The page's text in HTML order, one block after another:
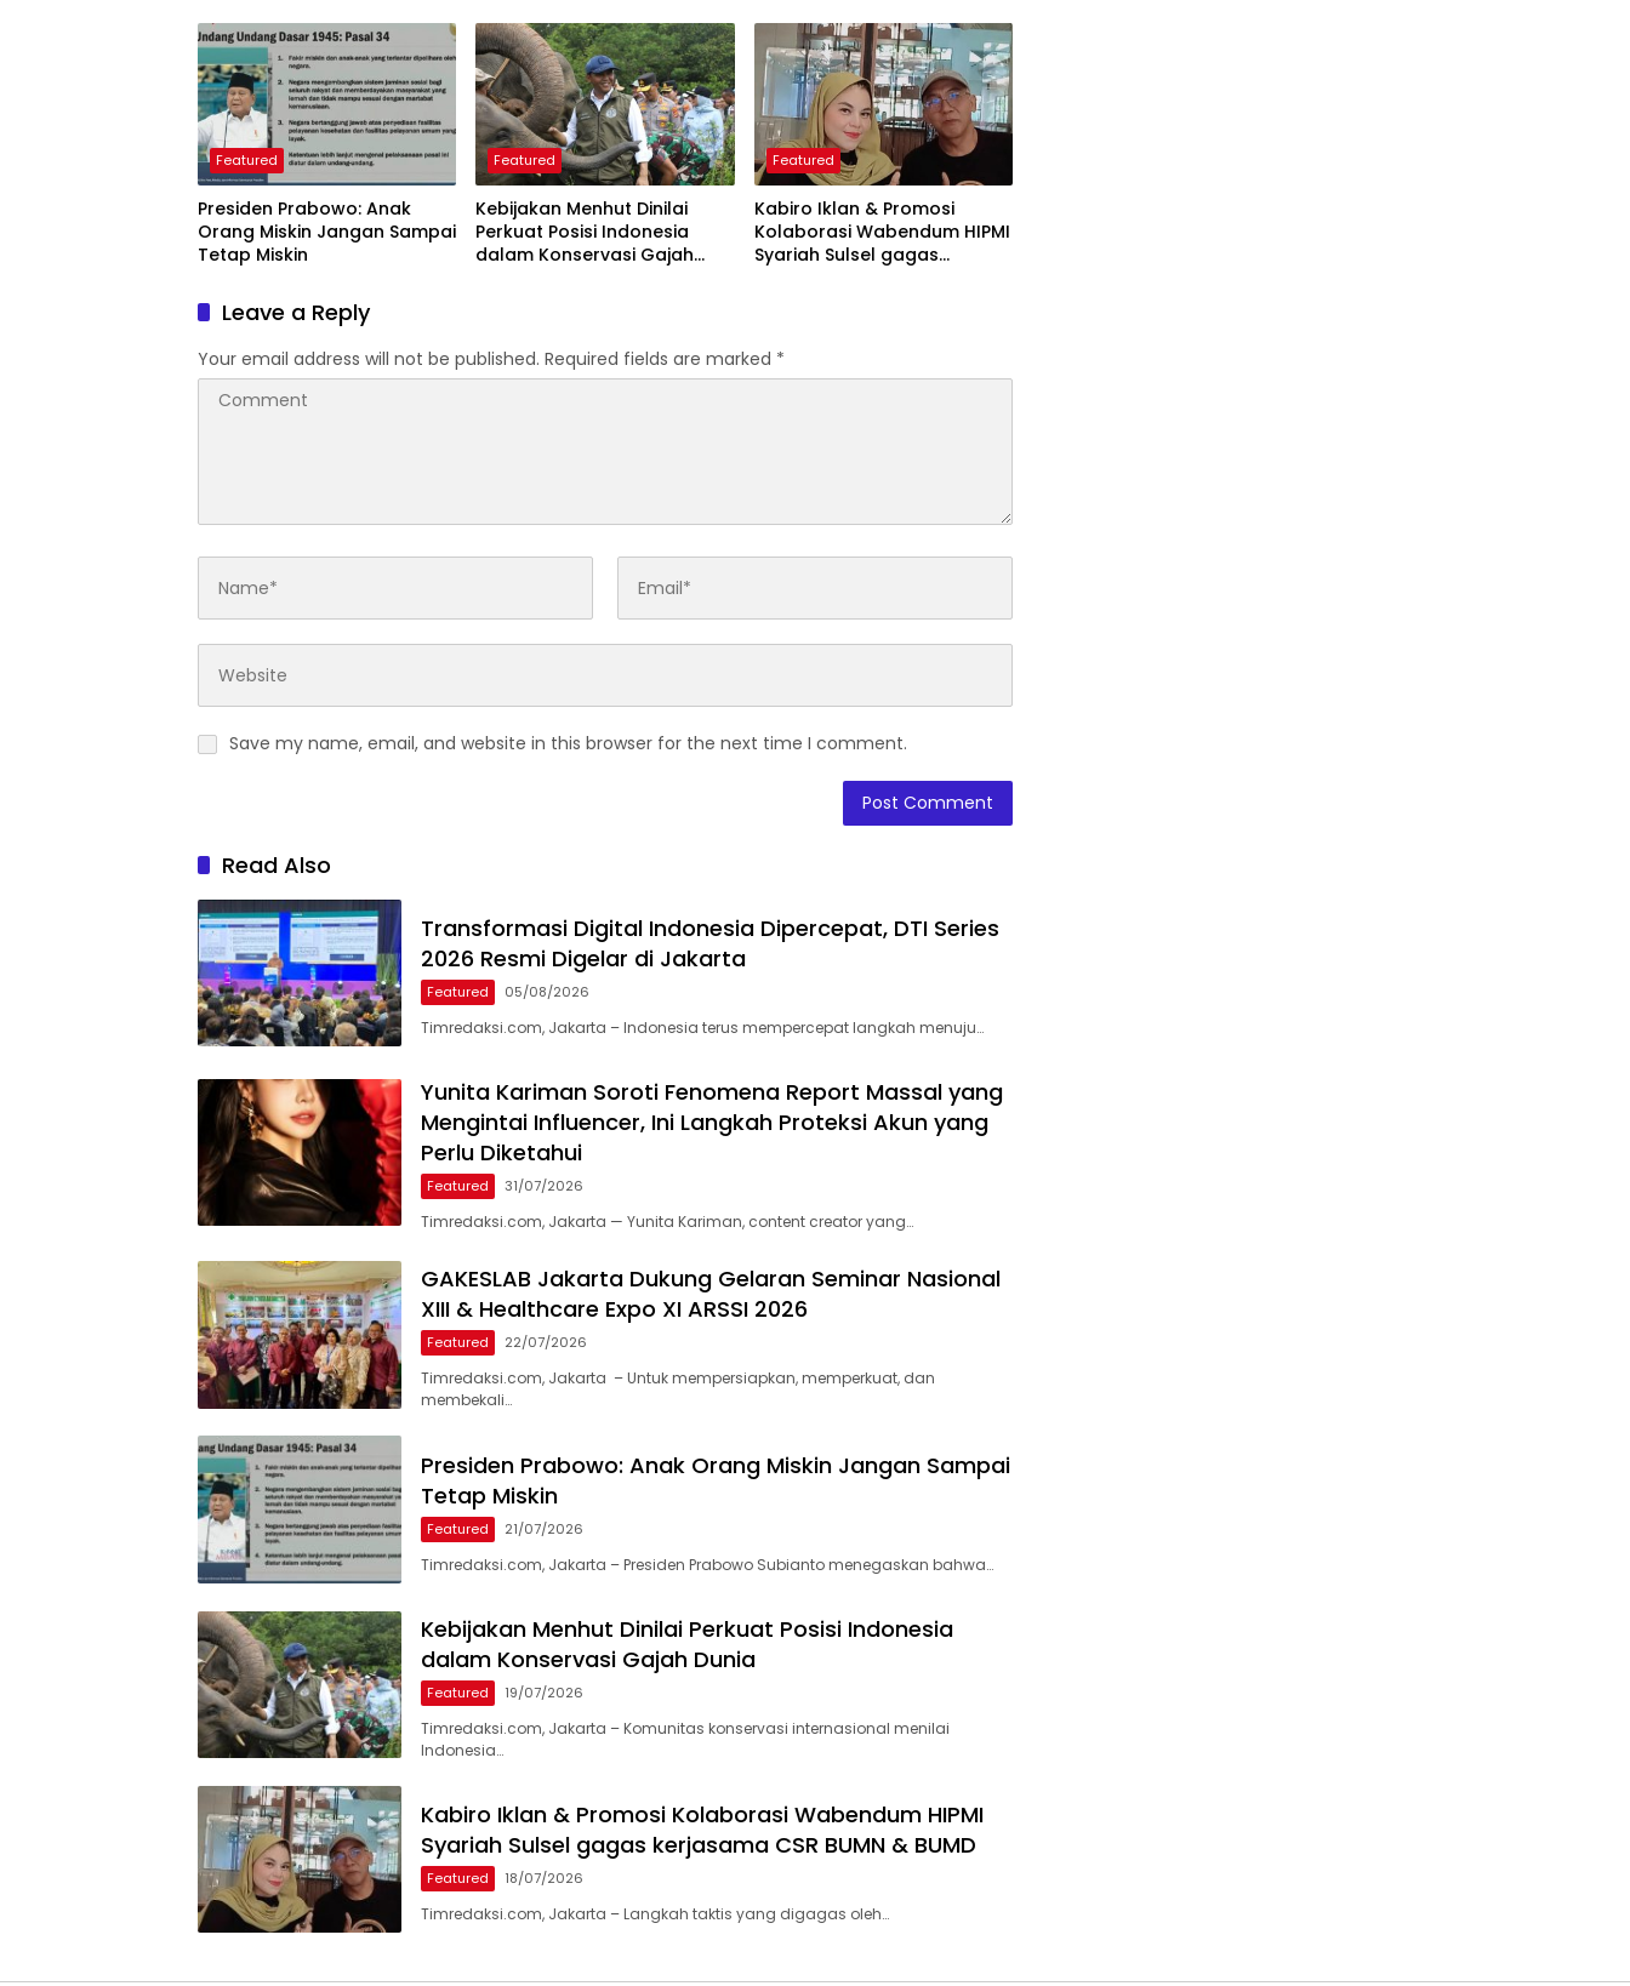
Perlu Diketahui
Featured
Presiden Prabowo: Anak
Orang Miskin Jangan Sampai
Tetap Miskin
Featured
Kebijakan Menhut Dinilai
Perkuat Posisi Indonesia
dalam Konservasi Gajah
Featured
Kabiro Iklan & Promosi
Kolaborasi Wabendum HIPMI
Syariah Sulsel gagas
Leave a Reply
Your email address will not be published. Required fields are marked *
Save my name, email, and website in this browser for the next time I comment.
Read Also
Transformasi Digital Indonesia Dipercepat, DTI Series
2026 Resmi Digelar di Jakarta
Featured 05/08/2026
Timredaksi.com, Jakarta – Indonesia terus mempercepat langkah menuju…
Yunita Kariman Soroti Fenomena Report Massal yang
Mengintai Influencer, Ini Langkah Proteksi Akun yang
Perlu Diketahui
Featured 31/07/2026
Timredaksi.com, Jakarta — Yunita Kariman, content creator yang…
GAKESLAB Jakarta Dukung Gelaran Seminar Nasional
XIII & Healthcare Expo XI ARSSI 2026
Featured 22/07/2026
Timredaksi.com, Jakarta – Untuk mempersiapkan, memperkuat, dan
membekali…
Presiden Prabowo: Anak Orang Miskin Jangan Sampai
Tetap Miskin
Featured 21/07/2026
Timredaksi.com, Jakarta – Presiden Prabowo Subianto menegaskan bahwa…
Kebijakan Menhut Dinilai Perkuat Posisi Indonesia
dalam Konservasi Gajah Dunia
Featured 19/07/2026
Timredaksi.com, Jakarta – Komunitas konservasi internasional menilai
Indonesia…
Kabiro Iklan & Promosi Kolaborasi Wabendum HIPMI
Syariah Sulsel gagas kerjasama CSR BUMN & BUMD
Featured 18/07/2026
Timredaksi.com, Jakarta – Langkah taktis yang digagas oleh…